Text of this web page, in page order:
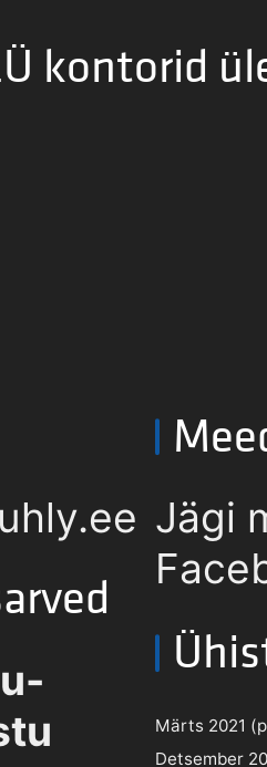
kontorid
Jägi
Märts 2021
Detsember